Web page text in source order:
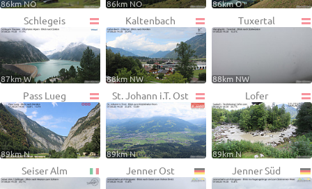
86km NO 86km NO 86km O
Schlegeis
87km W
Kaltenbach
88km NW
Tuxertal
88km NW
Pass Lueg
89km N
St. Johann i.T. Ost
89km N
Lofer
89km N
Seiser Alm Jenner Ost Jenner Süd